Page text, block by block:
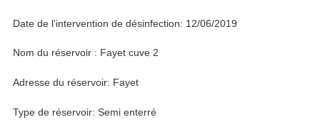
Date de l'intervention de désinfection: 12/06/2019
Nom du réservoir : Fayet cuve 2
Adresse du réservoir: Fayet
Type de réservoir: Semi enterré